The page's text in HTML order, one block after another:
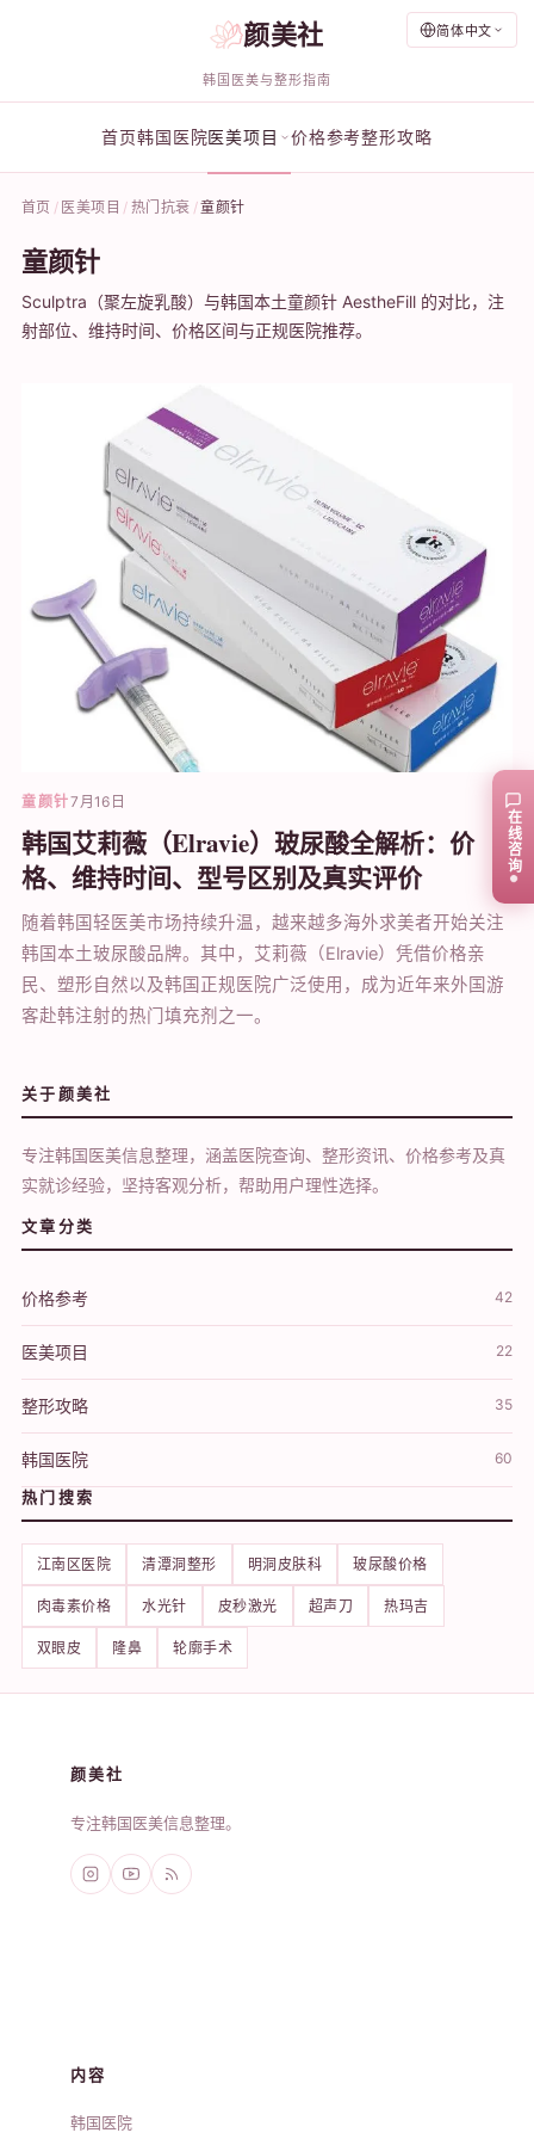
简体中文
颜美社
韩国医美与整形指南
首页韩国医院医美项目 价格参考整形攻略
首页 医美项目 热门抗衰 童颜针
童颜针
Sculptra（聚左旋乳酸）与韩国本土童颜针 AestheFill 的对比，注
射部位、维持时间、价格区间与正规医院推荐。
童颜针7月16日
韩国艾莉薇（Elravie）玻尿酸全解析：价
格、维持时间、型号区别及真实评价
随着韩国轻医美市场持续升温，越来越多海外求美者开始关注
韩国本土玻尿酸品牌。其中，艾莉薇（Elravie）凭借价格亲
民、塑形自然以及韩国正规医院广泛使用，成为近年来外国游
客赴韩注射的热门填充剂之一。
关于颜美社
专注韩国医美信息整理，涵盖医院查询、整形资讯、价格参考及真
实就诊经验，坚持客观分析，帮助用户理性选择。
文章分类
价格参考 42
医美项目 22
整形攻略 35
韩国医院 60
热门搜索
江南区医院 清潭洞整形 明洞皮肤科 玻尿酸价格
肉毒素价格 水光针 皮秒激光 超声刀 热玛吉
双眼皮 隆鼻 轮廓手术
颜美社
专注韩国医美信息整理。
内容
韩国医院
在线咨询